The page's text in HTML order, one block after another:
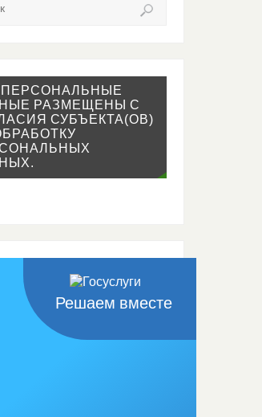
ПЕРСОНАЛЬНЫЕ
РАЗМЕЩЕНЫ С
СУБЪЕКТА(ОВ)
Решаем вместе